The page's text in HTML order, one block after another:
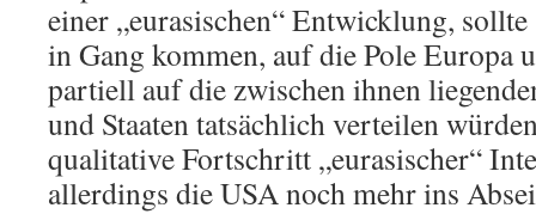
einer „eurasischen“ Entwicklung,
in Gang kommen, auf die Pole Europa
partiell auf die zwischen ihnen
und Staaten tatsächlich verteilen
qualitative Fortschritt „eurasischer“
allerdings die USA noch mehr ins